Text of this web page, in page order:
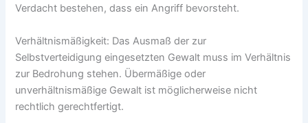
Verdacht bestehen, dass ein Angriff bevorsteht.
Verhältnismäßigkeit: Das Ausmaß der zur
Selbstverteidigung eingesetzten Gewalt muss im Verhältnis
zur Bedrohung stehen. Übermäßige oder
unverhältnismäßige Gewalt ist möglicherweise nicht
rechtlich gerechtfertigt.